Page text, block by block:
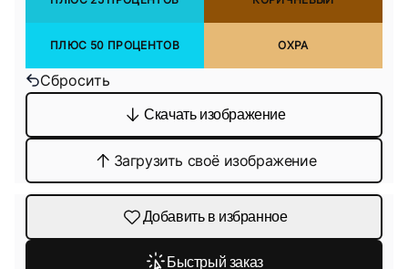
ПЛЮС 50 ПРОЦЕНТОВ ОХРА
Сбросить
Скачать изображение
Загрузить своё изображение
Добавить в избранное
Быстрый заказ